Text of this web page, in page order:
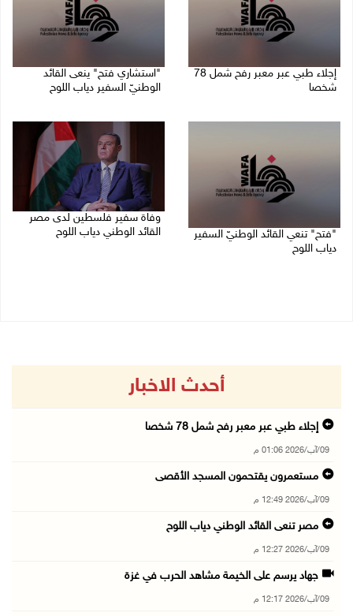
إجلاء طبي عبر معبر رفح شمل 78
شخصا
"استشاري فتح" ينعى القائد
الوطنيّ السفير دياب اللوح
"فتح" تنعي القائد الوطنيّ السفير
دياب اللوح
وفاة سفير فلسطين لدى مصر
القائد الوطني دياب اللوح
أحدث الاخبار
إجلاء طبي عبر معبر رفح شمل 78 شخصا
09/آب/2026 01:06 م
مستعمرون يقتحمون المسجد الأقصى
09/آب/2026 12:49 م
مصر تنعى القائد الوطني دياب اللوح
09/آب/2026 12:27 م
جهاد يرسم على الخيمة مشاهد الحرب في غزة
09/آب/2026 12:17 م